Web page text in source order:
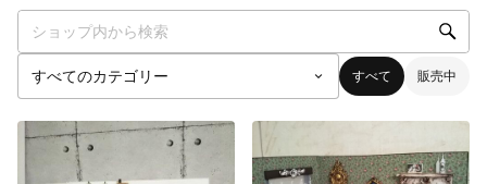
すべて 販売中